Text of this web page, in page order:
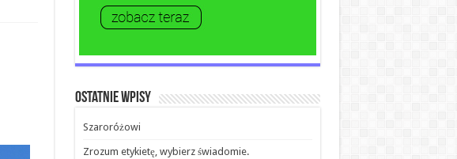
Ostatnie wpisy
Szaroróżowi
Zrozum etykietę, wybierz świadomie.